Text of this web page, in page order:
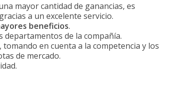
mayor cantidad de ganancias, es
a un excelente servicio.
beneficios.
departamentos de la compañía.
en cuenta a la competencia y los
de mercado.